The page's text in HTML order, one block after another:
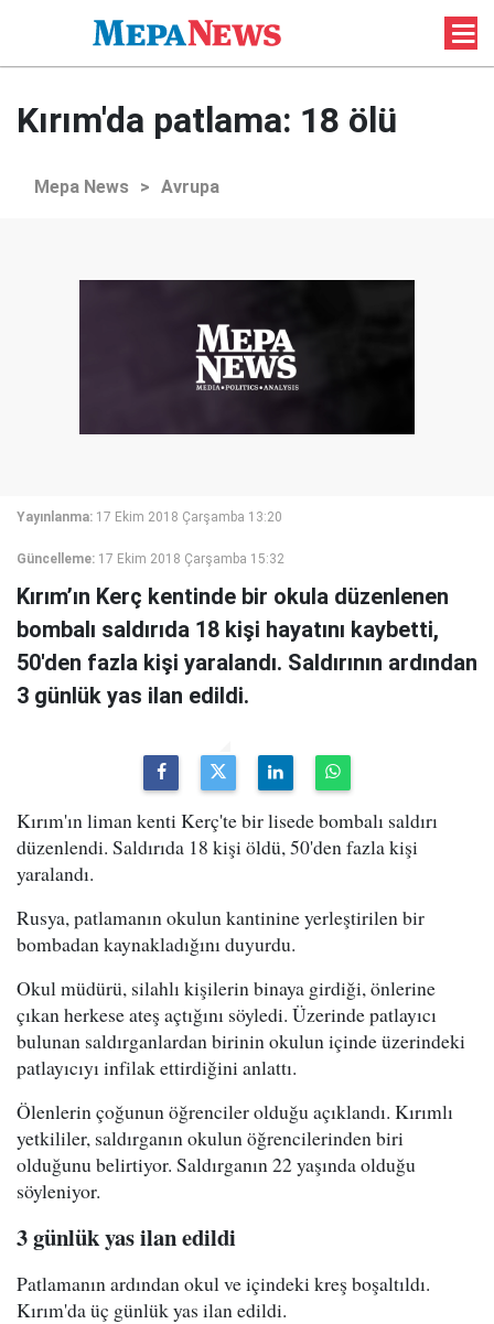
Kırım'da patlama: 18 ölü
Mepa News > Avrupa
Yayınlanma: 17 Ekim 2018 Çarşamba 13:20
Güncelleme: 17 Ekim 2018 Çarşamba 15:32
Kırım’ın Kerç kentinde bir okula düzenlenen
bombalı saldırıda 18 kişi hayatını kaybetti,
50'den fazla kişi yaralandı. Saldırının ardından
3 günlük yas ilan edildi.
Kırım'ın liman kenti Kerç'te bir lisede bombalı saldırı
düzenlendi. Saldırıda 18 kişi öldü, 50'den fazla kişi
yaralandı.
Rusya, patlamanın okulun kantinine yerleştirilen bir
bombadan kaynakladığını duyurdu.
Okul müdürü, silahlı kişilerin binaya girdiği, önlerine
çıkan herkese ateş açtığını söyledi. Üzerinde patlayıcı
bulunan saldırganlardan birinin okulun içinde üzerindeki
patlayıcıyı infilak ettirdiğini anlattı.
Ölenlerin çoğunun öğrenciler olduğu açıklandı. Kırımlı
yetkililer, saldırganın okulun öğrencilerinden biri
olduğunu belirtiyor. Saldırganın 22 yaşında olduğu
söyleniyor.
3 günlük yas ilan edildi
Patlamanın ardından okul ve içindeki kreş boşaltıldı.
Kırım'da üç günlük yas ilan edildi.